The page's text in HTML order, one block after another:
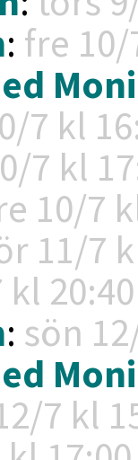
: fre
7 kl
7 kl
10/7
11/7
kl
: sön
7 kl